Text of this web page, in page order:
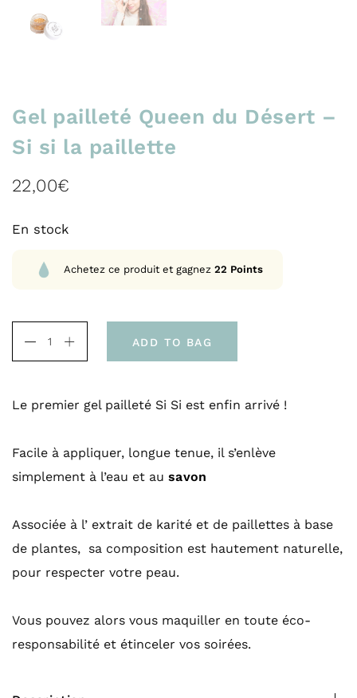
Gel pailleté Queen du Désert –
Si si la paillette
22,00€
En stock
Achetez ce produit et gagnez 22 Points
ADD TO BAG
Le premier gel pailleté Si Si est enfin arrivé !
Facile à appliquer, longue tenue, il s’enlève
simplement à l’eau et au savon
Associée à l’ extrait de karité et de paillettes à base
de plantes, sa composition est hautement naturelle,
pour respecter votre peau.
Vous pouvez alors vous maquiller en toute éco-
responsabilité et étinceler vos soirées.